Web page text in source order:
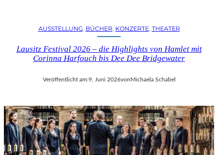
AUSSTELLUNG, BÜCHER KONZERTE, THEATER
Lausitz Festival 2026 – die Highlights von Hamlet mit
Corinna Harfouch bis Dee Dee Bridgewater
Veröffentlicht am:9. Juni 2026vonMichaela Schabel